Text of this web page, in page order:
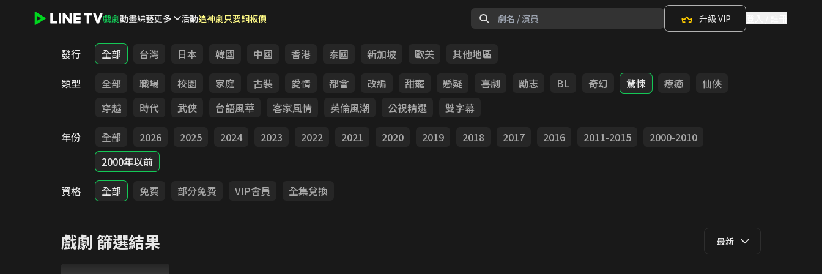
戲劇動畫綜藝更多 活動追神劇只要銅板價 升級 VIP
發行 全部 台灣 日本 韓國 中國 香港 泰國 新加坡 歐美
其他地區
類型
全部 職場 校園 家庭 古裝 愛情 都會 改編 甜寵 懸疑 喜劇 勵志 BL 奇幻 驚悚 療癒
仙俠
穿越
時代 武俠 台語風華 客家風情 英倫風潮 公視精選
雙字幕
年份
全部 2026 2025 2024 2023 2022 2021 2020 2019 2018 2017 2016 2011-2015
2000-2010
2000年以前
資格
全部 免費 部分免費 VIP會員 全集兌換
戲劇 篩選結果 最新